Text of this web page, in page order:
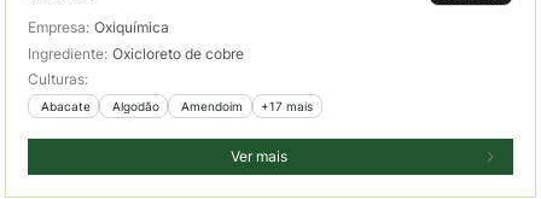
Empresa: Oxiquímica
Ingrediente: Oxicloreto de cobre
Culturas:
Abacate Algodão Amendoim +17 mais
Ver mais